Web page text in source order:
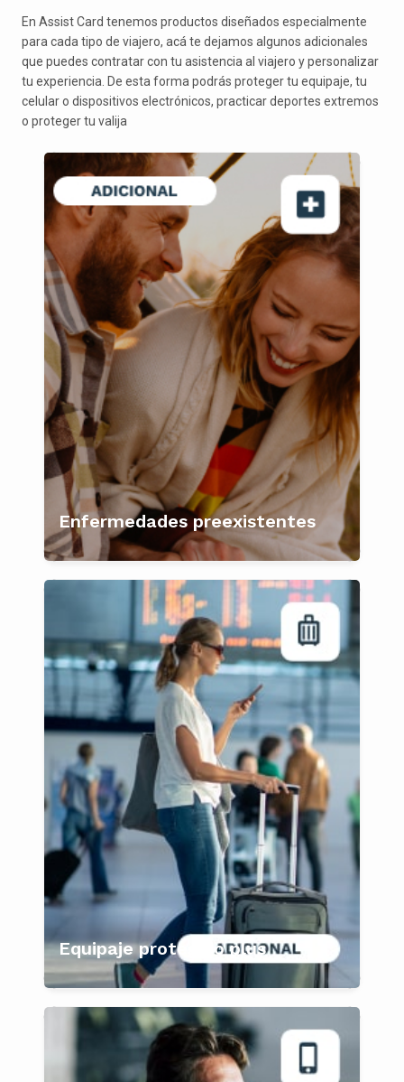
En Assist Card tenemos productos diseñados especialmente
para cada tipo de viajero, acá te dejamos algunos adicionales
que puedes contratar con tu asistencia al viajero y personalizar
tu experiencia. De esta forma podrás proteger tu equipaje, tu
celular o dispositivos electrónicos, practicar deportes extremos
o proteger tu valija
Enfermedades preexistentes
Equipaje protegido plus